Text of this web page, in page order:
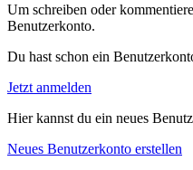
Um schreiben oder
Benutzerkonto.
Du hast schon ein
Jetzt anmelden
Hier kannst du ein neues
Neues Benutzerkonto erstellen